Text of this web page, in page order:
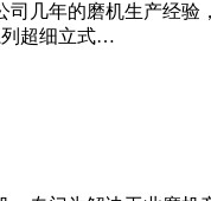
司几年的磨机生产经
超细立式…